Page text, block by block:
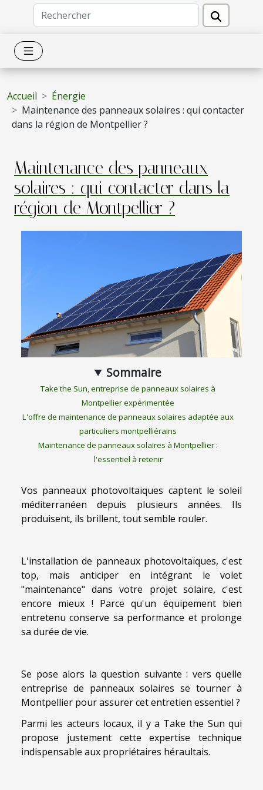
Accueil
Énergie
Maintenance des panneaux solaires : qui contacter
dans la région de Montpellier ?
Maintenance des panneaux
solaires : qui contacter dans la
région de Montpellier ?
Sommaire
Take the Sun, entreprise de panneaux solaires à
Montpellier expérimentée
L'offre de maintenance de panneaux solaires adaptée aux
particuliers montpelliérains
Maintenance de panneaux solaires à Montpellier :
l'essentiel à retenir
Vos panneaux photovoltaïques captent le soleil
méditerranéen depuis plusieurs années. Ils
produisent, ils brillent, tout semble rouler.
L'installation de panneaux photovoltaïques, c'est
top, mais anticiper en intégrant le volet
"maintenance" dans votre projet solaire, c'est
encore mieux ! Parce qu'un équipement bien
entretenu conserve sa performance et prolonge
sa durée de vie.
Se pose alors la question suivante : vers quelle
entreprise de panneaux solaires se tourner à
Montpellier pour assurer cet entretien essentiel ?
Parmi les acteurs locaux, il y a Take the Sun qui
propose justement cette expertise technique
indispensable aux propriétaires héraultais.